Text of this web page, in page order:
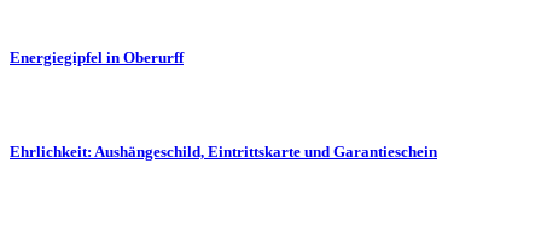
Energiegipfel in Oberurff
Ehrlichkeit: Aushängeschild, Eintrittskarte und Garantieschein